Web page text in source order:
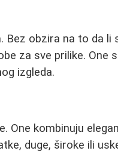
obzira na to da li
za sve prilike. One
izgleda.
One kombinuju
duge, široke ili